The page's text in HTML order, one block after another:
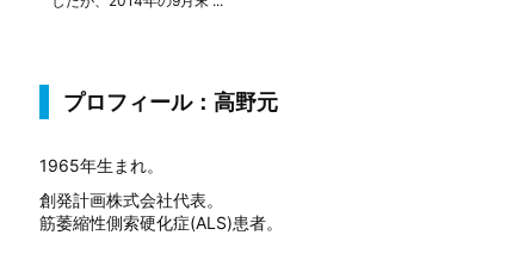
プロフィール：高野元
1965年生まれ。
創発計画株式会社代表。
筋萎縮性側索硬化症(ALS)患者。